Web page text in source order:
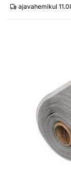
ajavahemikul